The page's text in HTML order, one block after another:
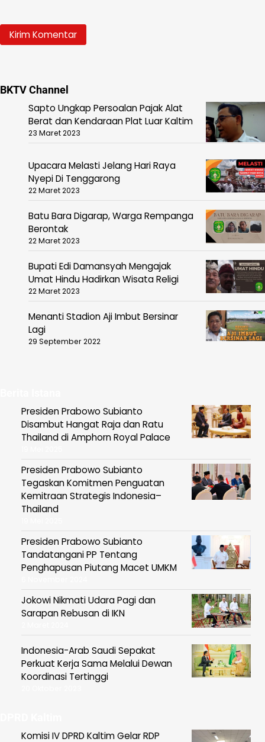
BKTV Channel
Sapto Ungkap Persoalan Pajak Alat
Berat dan Kendaraan Plat Luar Kaltim
23 Maret 2023
Upacara Melasti Jelang Hari Raya
Nyepi Di Tenggarong
22 Maret 2023
Batu Bara Digarap, Warga Rempanga
Berontak
22 Maret 2023
Bupati Edi Damansyah Mengajak
Umat Hindu Hadirkan Wisata Religi
22 Maret 2023
Menanti Stadion Aji Imbut Bersinar
Lagi
29 September 2022
Presiden Prabowo Subianto
Disambut Hangat Raja dan Ratu
Thailand di Amphorn Royal Palace
Presiden Prabowo Subianto
Tegaskan Komitmen Penguatan
Kemitraan Strategis Indonesia–
Thailand
Presiden Prabowo Subianto
Tandatangani PP Tentang
Penghapusan Piutang Macet UMKM
Jokowi Nikmati Udara Pagi dan
Sarapan Rebusan di IKN
Indonesia-Arab Saudi Sepakat
Perkuat Kerja Sama Melalui Dewan
Koordinasi Tertinggi
Komisi IV DPRD Kaltim Gelar RDP